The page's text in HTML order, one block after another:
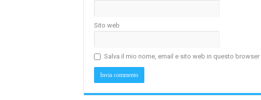
Sito web
Salva il mio nome, email e sito web in questo